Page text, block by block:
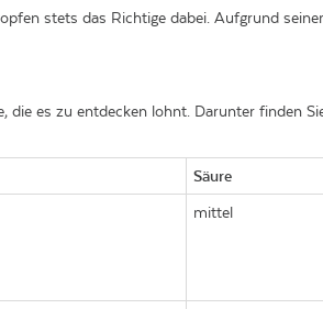
stets das Richtige dabei. Aufgrund
die es zu entdecken lohnt. Darunter finden
Säure
mittel